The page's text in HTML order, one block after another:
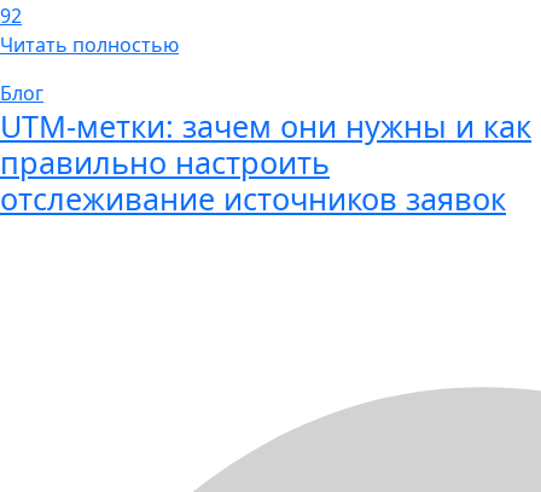
92
Читать полностью
Блог
UTM-метки: зачем они нужны и как
правильно настроить
отслеживание источников заявок